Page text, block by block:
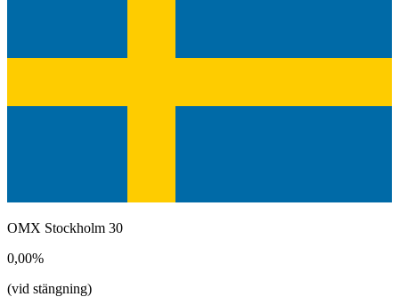
OMX Stockholm 30
0,00%
(vid stängning)